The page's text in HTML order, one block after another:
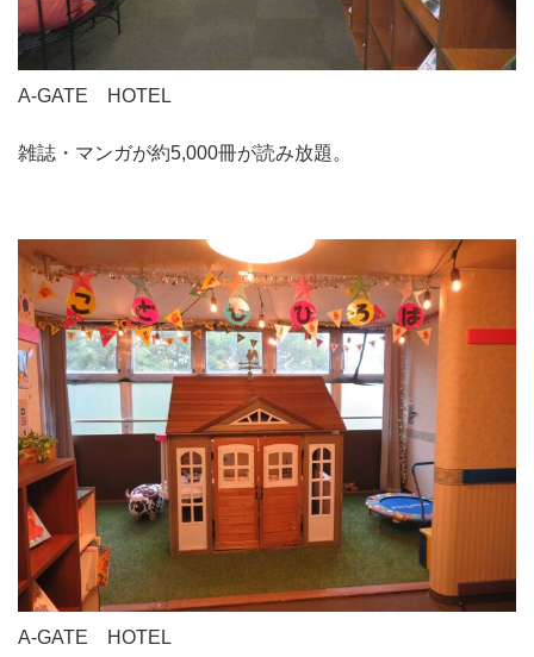
A-GATE HOTEL
雑誌・マンガが約5,000冊が読み放題。
A-GATE HOTEL